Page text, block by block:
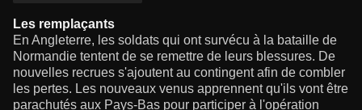
Les remplaçants
En Angleterre, les soldats qui ont survécu à la bataille de
Normandie tentent de se remettre de leurs blessures. De
nouvelles recrues s'ajoutent au contingent afin de combler
les pertes. Les nouveaux venus apprennent qu'ils vont être
parachutés aux Pays-Bas pour participer à l'opération